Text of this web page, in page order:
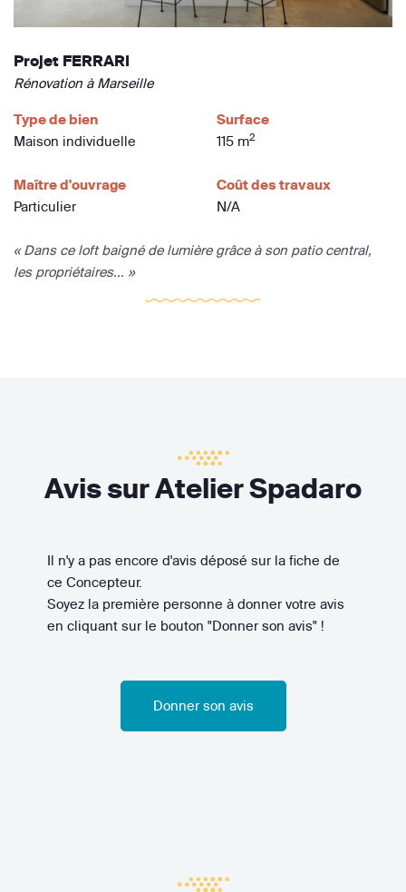
Projet FERRARI
Rénovation à Marseille
Type de bien
Maison individuelle
Surface
115 m2
Maître d'ouvrage
Particulier
Coût des travaux
N/A
« Dans ce loft baigné de lumière grâce à son patio central,
les propriétaires... »
Avis sur Atelier Spadaro
Il n'y a pas encore d'avis déposé sur la fiche de
ce Concepteur.
Soyez la première personne à donner votre avis
en cliquant sur le bouton "Donner son avis" !
Donner son avis